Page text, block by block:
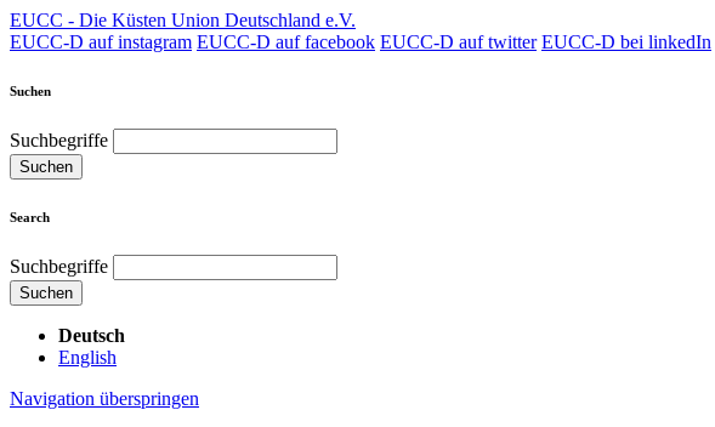
EUCC - Die Küsten Union Deutschland e.V.
EUCC-D auf instagram EUCC-D auf facebook EUCC-D auf twitter EUCC-D bei linkedIn
Suchen
Suchbegriffe
Suchen
Search
Suchbegriffe
Suchen
Deutsch
English
Navigation überspringen